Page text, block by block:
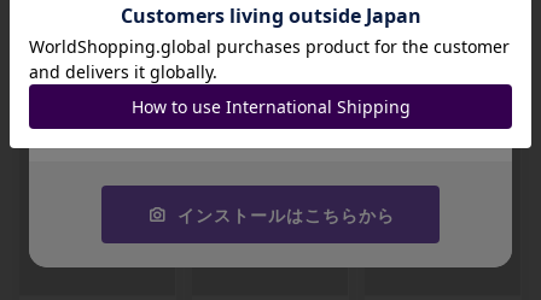
クスネ TD 007/02
8
-
フォクスライ TD 0
08/028
¥ 105 ~
出品数 1
モルペコ TD 009/0
28
出品数 0
招待コード
JA9XS8
コピーする
インストールはこちらから